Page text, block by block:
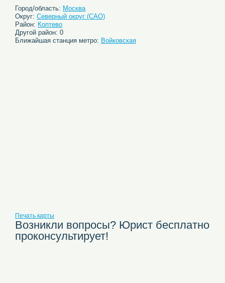
Город/область: Москва
Округ: Северный округ (САО)
Район: Коптево
Другой район: 0
Ближайшая станция метро: Войковская
Печать карты
Возникли вопросы? Юрист бесплатно
проконсультирует!